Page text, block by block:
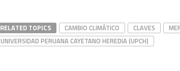
RELATED TOPICS CAMBIO CLIMÁTICO CLAVES
UNIVERSIDAD PERUANA CAYETANO HEREDIA (UPCH)